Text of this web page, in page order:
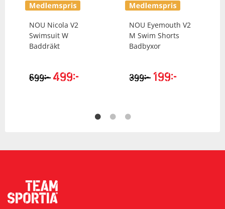
NOU Nicola V2
Swimsuit W
Baddräkt
699kr 499kr
NOU Eyemouth V2
M Swim Shorts
Badbyxor
399kr 199kr